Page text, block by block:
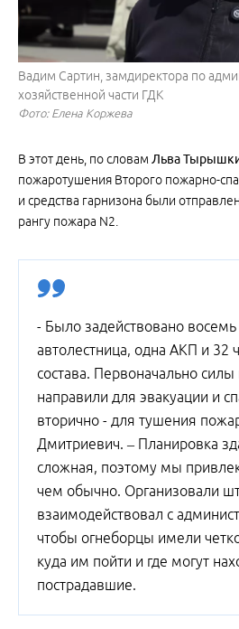
Вадим Сартин, замдиректора по
хозяйственной части ГДК
Фото: Елена Коржева
В этот день, по словам Льва
пожаротушения Второго пожарно-
и средства гарнизона были
рангу пожара N2.
- Было задействовано восемь
автолестница, одна АКП и 32
состава. Первоначально силы
направили для эвакуации и
вторично - для тушения
Дмитриевич. – Планировка
сложная, поэтому мы
чем обычно. Организовали
взаимодействовал с
чтобы огнеборцы имели
куда им пойти и где могут
пострадавшие.